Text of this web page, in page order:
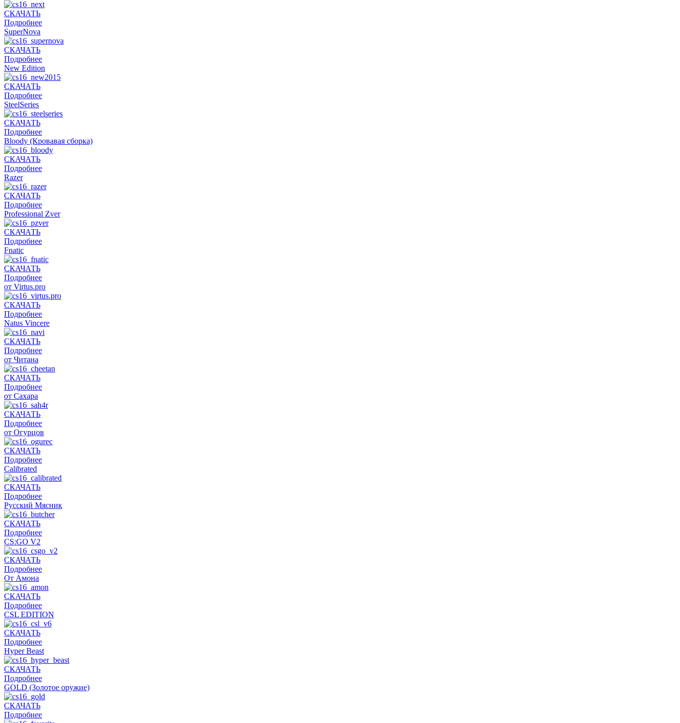
СКАЧАТЬ
Подробнее
SuperNova
СКАЧАТЬ
Подробнее
New Edition
СКАЧАТЬ
Подробнее
SteelSeries
СКАЧАТЬ
Подробнее
Bloody (Кровавая сборка)
СКАЧАТЬ
Подробнее
Razer
СКАЧАТЬ
Подробнее
Professional Zver
СКАЧАТЬ
Подробнее
Fnatic
СКАЧАТЬ
Подробнее
от Virtus.pro
СКАЧАТЬ
Подробнее
Natus Vincere
СКАЧАТЬ
Подробнее
от Читана
СКАЧАТЬ
Подробнее
от Сахара
СКАЧАТЬ
Подробнее
от Огурцов
СКАЧАТЬ
Подробнее
Calibrated
СКАЧАТЬ
Подробнее
Русский Мясник
СКАЧАТЬ
Подробнее
CS:GO V2
СКАЧАТЬ
Подробнее
От Амона
СКАЧАТЬ
Подробнее
CSL EDITION
СКАЧАТЬ
Подробнее
Hyper Beast
СКАЧАТЬ
Подробнее
GOLD (Золотое оружие)
СКАЧАТЬ
Подробнее